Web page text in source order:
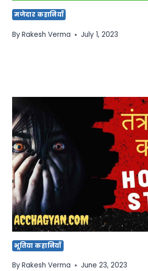
मजेदार कहानियाँ
ByRakesh Verma July 1, 2023
भूतिया कहानियाँ
ByRakesh Verma June 23, 2023